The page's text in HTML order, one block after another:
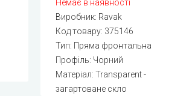
Немає в наявності
Виробник: Ravak
Код товару: 375146
Тип: Пряма фронтальна
Профіль: Чорний
Матеріал: Transparent -
загартоване скло